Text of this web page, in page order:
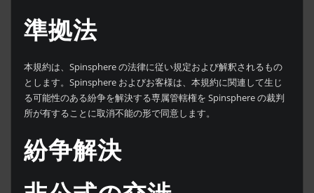
準拠法
本規約は、Spinsphere の法律に従い規定および解釈されるもの
とします。Spinsphere およびお客様は、本規約に関連して生じ
る可能性のある紛争を解決する専属管轄権を Spinsphere の裁判
所が有することに取消不能の形で同意します。
紛争解決